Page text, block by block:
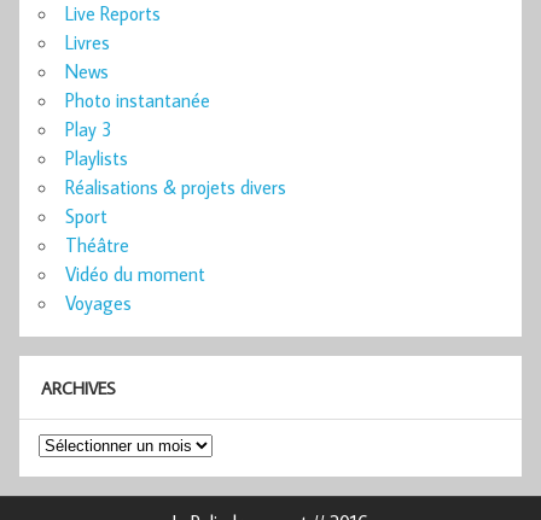
Live Reports
Livres
News
Photo instantanée
Play 3
Playlists
Réalisations & projets divers
Sport
Théâtre
Vidéo du moment
Voyages
ARCHIVES
Archives